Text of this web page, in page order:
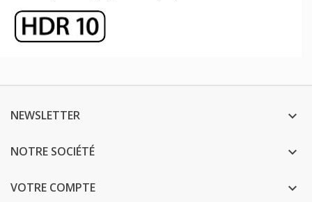
NEWSLETTER 
NOTRE SOCIÉTÉ 
VOTRE COMPTE 